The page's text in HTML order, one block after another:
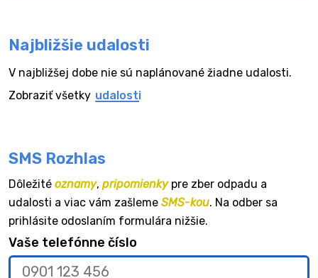
Najbližšie udalosti
V najbližšej dobe nie sú naplánované žiadne udalosti.
Zobraziť všetky udalosti
SMS Rozhlas
Dôležité oznamy, pripomienkypre zber odpadu a
udalosti a viac vám zašleme SMS-kou. Na odber sa
prihlásite odoslaním formulára nižšie.
Vaše telefónne číslo